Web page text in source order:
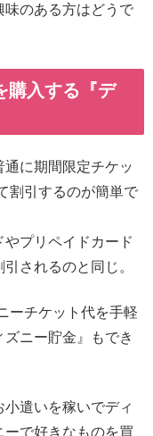
味のある方はどうで
購入する『デ
に期間限定チケッ
割引するのが簡単で
プリペイドカード
されるのと同じ。
ーチケット代を手軽
ニー貯金』もでき
遣いを稼いでディ
ーで好きなものを買